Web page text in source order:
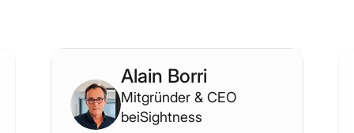
Alain Borri
Mitgründer & CEO
beiSightness